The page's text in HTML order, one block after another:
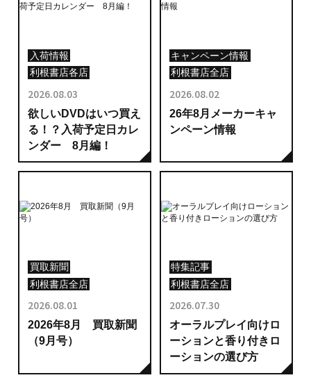
入荷情報
利根書店各店
2026.08.03
欲しいDVDはいつ買え
る！？入荷予定日カレ
ンダー 8月編！
キャンペーン情報
利根書店全店
2026.08.02
26年8月メーカーキャ
ンペーン情報
買取新聞
利根書店全店
2026.08.01
2026年8月 買取新聞
（9月号）
特集記事
利根書店全店
2026.07.30
オーラルプレイ向けロ
ーションと香り付きロ
ーションの選び方